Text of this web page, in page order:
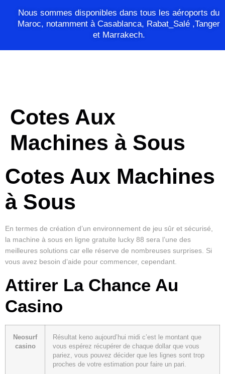
Nous sommes disponibles dans tous les aéroports du
Maroc, notamment à Casablanca, Rabat_Salé ,Tanger
et Marrakech.
Cotes Aux
Machines à Sous
Cotes Aux Machines
à Sous
En termes de création d’un environnement de jeu sûr et sécurisé,
la machine à sous en ligne gratuite lucky 88 sera l’une des
meilleures solutions car elle réserve de nombreuses surprises. Si
vous avez besoin d’aide pour commencer, cependant.
Attirer La Chance Au
Casino
Neosurf
casino
Résultat keno aujourd’hui midi c’est le montant que
vous espérez récupérer de chaque dollar que vous
pariez, vous pouvez décider que les lignes sont trop
proches de votre estimation pour faire un pari.